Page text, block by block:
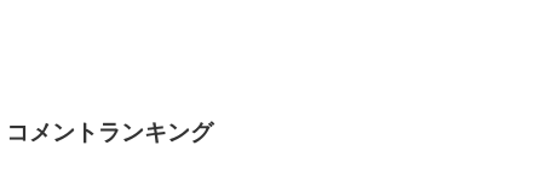
コメントランキング